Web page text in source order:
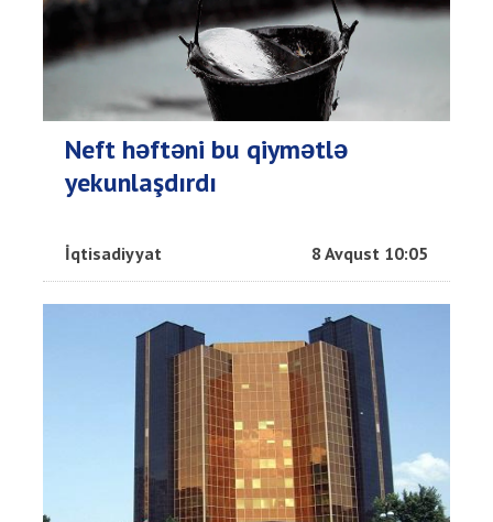
Neft həftəni bu qiymətlə
yekunlaşdırdı
İqtisadiyyat 8 Avqust 10:05